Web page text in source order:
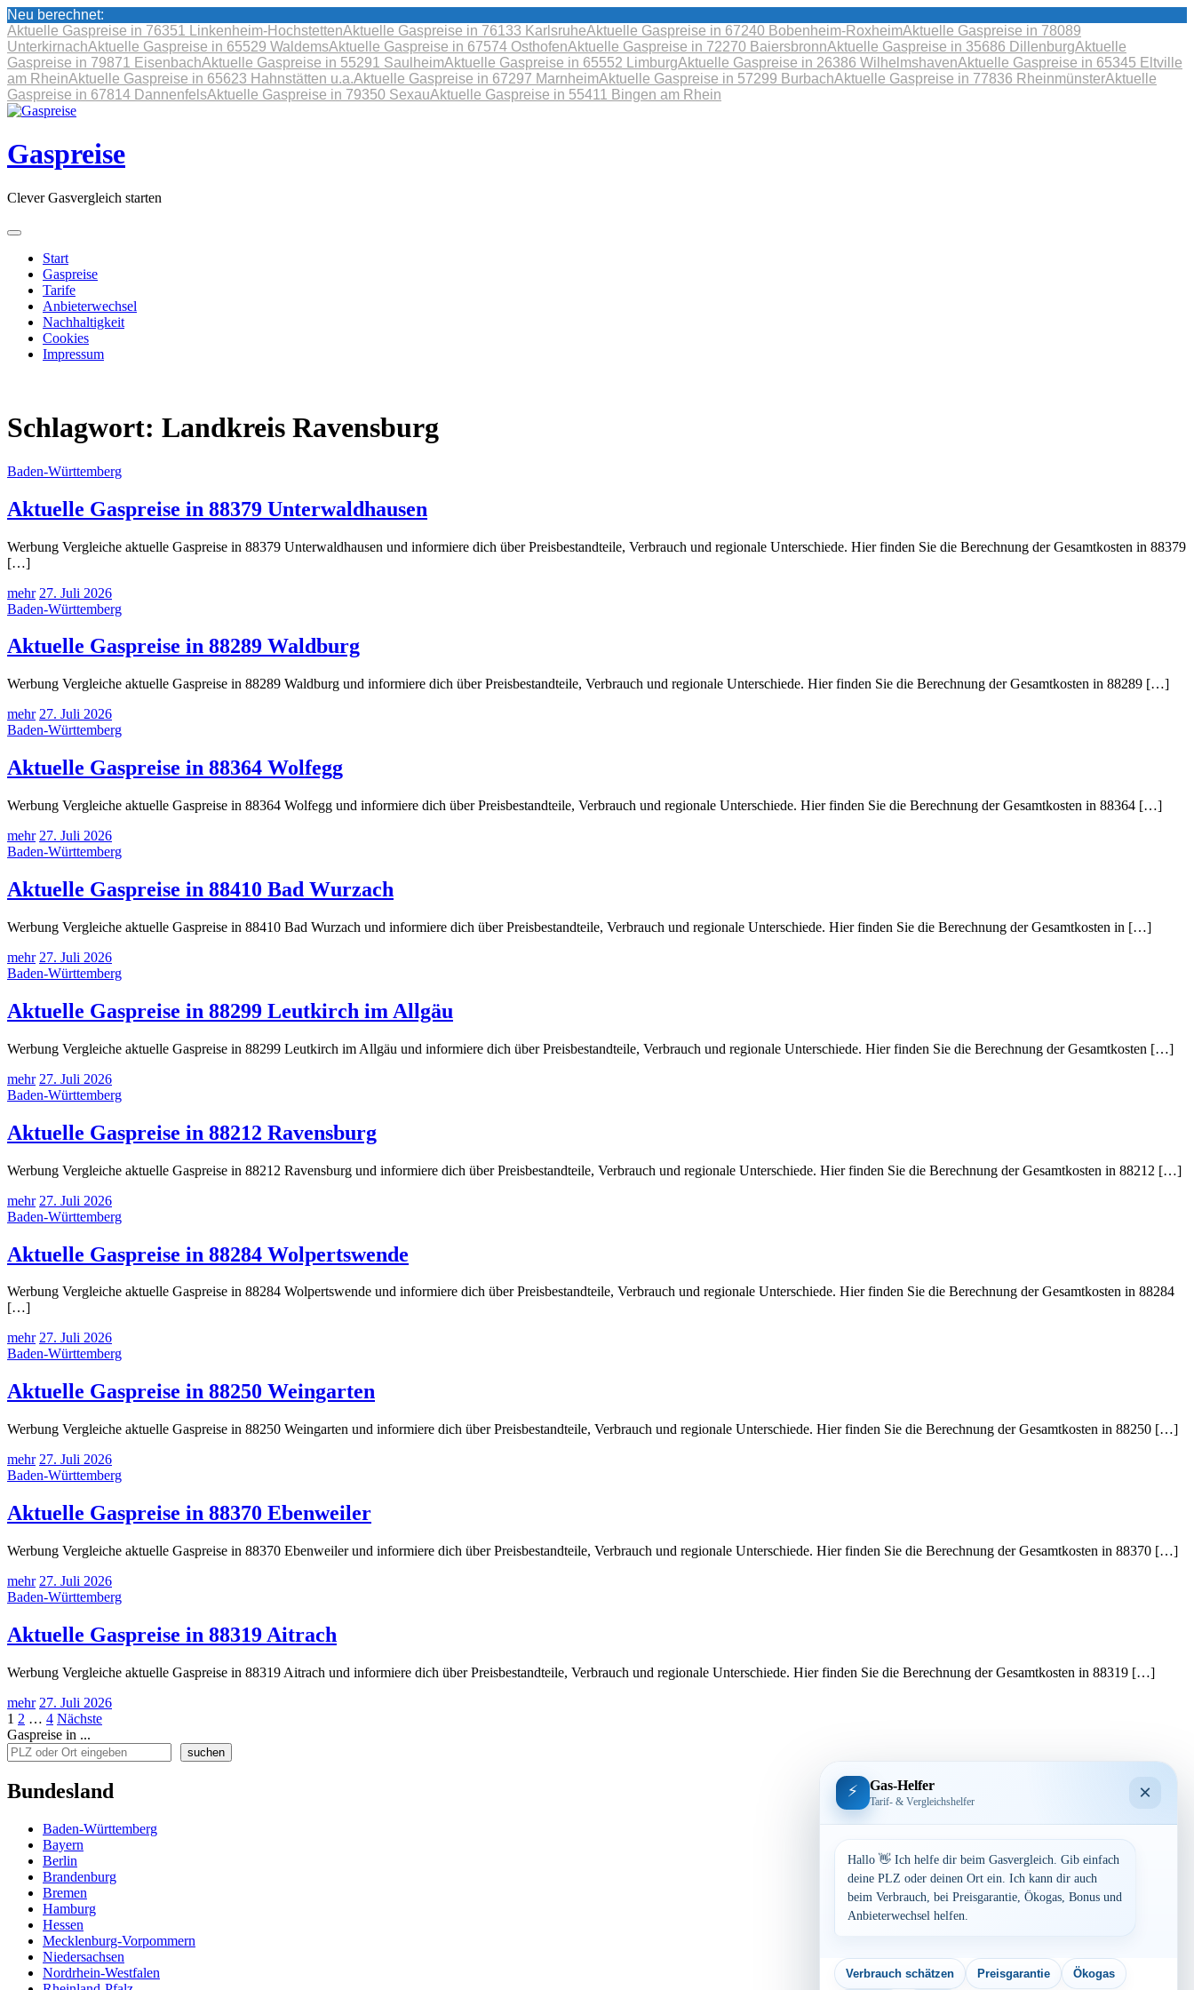
Neu berechnet:
Aktuelle Gaspreise in 76351 Linkenheim-HochstettenAktuelle Gaspreise in 76133 KarlsruheAktuelle Gaspreise in 67240 Bobenheim-RoxheimAktuelle Gaspreise in 78089
UnterkirnachAktuelle Gaspreise in 65529 WaldemsAktuelle Gaspreise in 67574 OsthofenAktuelle Gaspreise in 72270 BaiersbronnAktuelle Gaspreise in 35686 DillenburgAktuelle
Gaspreise in 79871 EisenbachAktuelle Gaspreise in 55291 SaulheimAktuelle Gaspreise in 65552 LimburgAktuelle Gaspreise in 26386 WilhelmshavenAktuelle Gaspreise in 65345 Eltville
am RheinAktuelle Gaspreise in 65623 Hahnstätten u.a.Aktuelle Gaspreise in 67297 MarnheimAktuelle Gaspreise in 57299 BurbachAktuelle Gaspreise in 77836 RheinmünsterAktuelle
Gaspreise in 67814 DannenfelsAktuelle Gaspreise in 79350 SexauAktuelle Gaspreise in 55411 Bingen am Rhein
Skip
content
Gaspreise
Clever Gasvergleich starten
Start
Gaspreise
Tarife
Anbieterwechsel
Nachhaltigkeit
Cookies
Impressum
Schlagwort: Landkreis Ravensburg
Baden-Württemberg
Aktuelle Gaspreise in 88379 Unterwaldhausen
Werbung Vergleiche aktuelle Gaspreise in 88379 Unterwaldhausen und informiere dich über Preisbestandteile, Verbrauch und regionale Unterschiede. Hier finden Sie die Berechnung der Gesamtkosten in 88379
[…]
mehr 27. Juli 2026
Baden-Württemberg
Aktuelle Gaspreise in 88289 Waldburg
Werbung Vergleiche aktuelle Gaspreise in 88289 Waldburg und informiere dich über Preisbestandteile, Verbrauch und regionale Unterschiede. Hier finden Sie die Berechnung der Gesamtkosten in 88289 […]
mehr 27. Juli 2026
Baden-Württemberg
Aktuelle Gaspreise in 88364 Wolfegg
Werbung Vergleiche aktuelle Gaspreise in 88364 Wolfegg und informiere dich über Preisbestandteile, Verbrauch und regionale Unterschiede. Hier finden Sie die Berechnung der Gesamtkosten in 88364 […]
mehr 27. Juli 2026
Baden-Württemberg
Aktuelle Gaspreise in 88410 Bad Wurzach
Werbung Vergleiche aktuelle Gaspreise in 88410 Bad Wurzach und informiere dich über Preisbestandteile, Verbrauch und regionale Unterschiede. Hier finden Sie die Berechnung der Gesamtkosten in […]
mehr 27. Juli 2026
Baden-Württemberg
Aktuelle Gaspreise in 88299 Leutkirch im Allgäu
Werbung Vergleiche aktuelle Gaspreise in 88299 Leutkirch im Allgäu und informiere dich über Preisbestandteile, Verbrauch und regionale Unterschiede. Hier finden Sie die Berechnung der Gesamtkosten […]
mehr 27. Juli 2026
Baden-Württemberg
Aktuelle Gaspreise in 88212 Ravensburg
Werbung Vergleiche aktuelle Gaspreise in 88212 Ravensburg und informiere dich über Preisbestandteile, Verbrauch und regionale Unterschiede. Hier finden Sie die Berechnung der Gesamtkosten in 88212 […]
mehr 27. Juli 2026
Baden-Württemberg
Aktuelle Gaspreise in 88284 Wolpertswende
Werbung Vergleiche aktuelle Gaspreise in 88284 Wolpertswende und informiere dich über Preisbestandteile, Verbrauch und regionale Unterschiede. Hier finden Sie die Berechnung der Gesamtkosten in 88284
[…]
mehr 27. Juli 2026
Baden-Württemberg
Aktuelle Gaspreise in 88250 Weingarten
Werbung Vergleiche aktuelle Gaspreise in 88250 Weingarten und informiere dich über Preisbestandteile, Verbrauch und regionale Unterschiede. Hier finden Sie die Berechnung der Gesamtkosten in 88250 […]
mehr 27. Juli 2026
Baden-Württemberg
Aktuelle Gaspreise in 88370 Ebenweiler
Werbung Vergleiche aktuelle Gaspreise in 88370 Ebenweiler und informiere dich über Preisbestandteile, Verbrauch und regionale Unterschiede. Hier finden Sie die Berechnung der Gesamtkosten in 88370 […]
mehr 27. Juli 2026
Baden-Württemberg
Aktuelle Gaspreise in 88319 Aitrach
Werbung Vergleiche aktuelle Gaspreise in 88319 Aitrach und informiere dich über Preisbestandteile, Verbrauch und regionale Unterschiede. Hier finden Sie die Berechnung der Gesamtkosten in 88319 […]
mehr 27. Juli 2026
Seitennummerierung
der
Beiträge
1 2 … 4 Nächste
Gaspreise in ...
suchen
Bundesland
Baden-Württemberg
Bayern
Berlin
Brandenburg
Bremen
Hamburg
Hessen
Mecklenburg-Vorpommern
Niedersachsen
Nordrhein-Westfalen
⚡ Gas-Helfer
Tarif- & Vergleichshelfer ×
Hallo 👋 Ich helfe dir beim Gasvergleich. Gib einfach
deine PLZ oder deinen Ort ein. Ich kann dir auch
beim Verbrauch, bei Preisgarantie, Ökogas, Bonus und
Anbieterwechsel helfen.
Verbrauch schätzen Preisgarantie Ökogas